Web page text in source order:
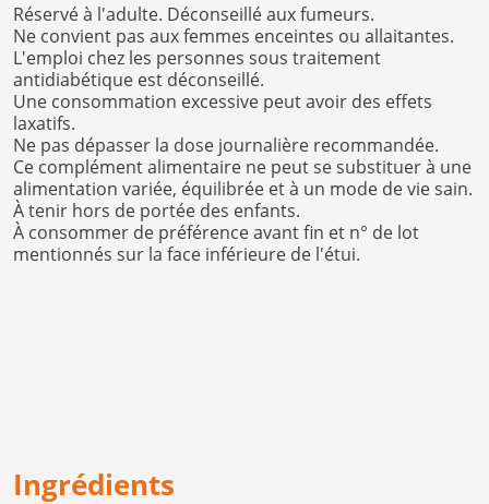
Réservé à l'adulte. Déconseillé aux fumeurs.
Ne convient pas aux femmes enceintes ou allaitantes.
L'emploi chez les personnes sous traitement
antidiabétique est déconseillé.
Une consommation excessive peut avoir des effets
laxatifs.
Ne pas dépasser la dose journalière recommandée.
Ce complément alimentaire ne peut se substituer à une
alimentation variée, équilibrée et à un mode de vie sain.
À tenir hors de portée des enfants.
À consommer de préférence avant fin et n° de lot
mentionnés sur la face inférieure de l'étui.
Ingrédients